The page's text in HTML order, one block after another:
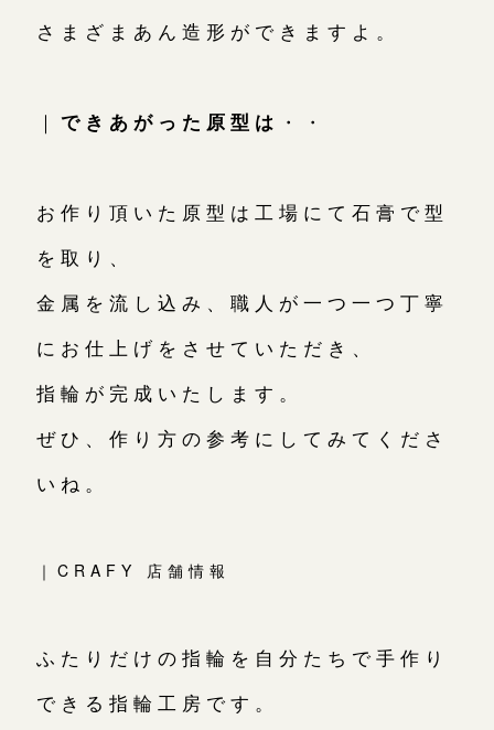
さまざまあん造形ができますよ。
｜ できあがった原型は ・・
お作り頂いた原型は工場にて石膏で型
を取り、
金属を流し込み、職人が一つ一つ丁寧
にお仕上げをさせていただき、
指輪が完成いたします。
ぜひ、作り方の参考にしてみてくださ
いね。
｜CRAFY 店舗情報
ふたりだけの指輪を自分たちで手作り
できる指輪工房です。